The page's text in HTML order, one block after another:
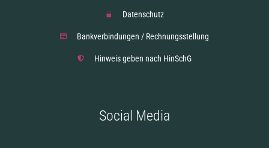
Datenschutz
Bankverbindungen / Rechnungsstellung
Hinweis geben nach HinSchG
Social Media